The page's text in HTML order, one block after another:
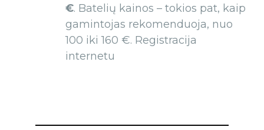
€. Batelių kainos – tokios pat, kaip
gamintojas rekomenduoja, nuo
100 iki 160 €. Registracija
internetu